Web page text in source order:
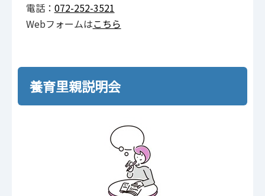
電話： 072-252-3521
Webフォームはこちら
養育里親説明会